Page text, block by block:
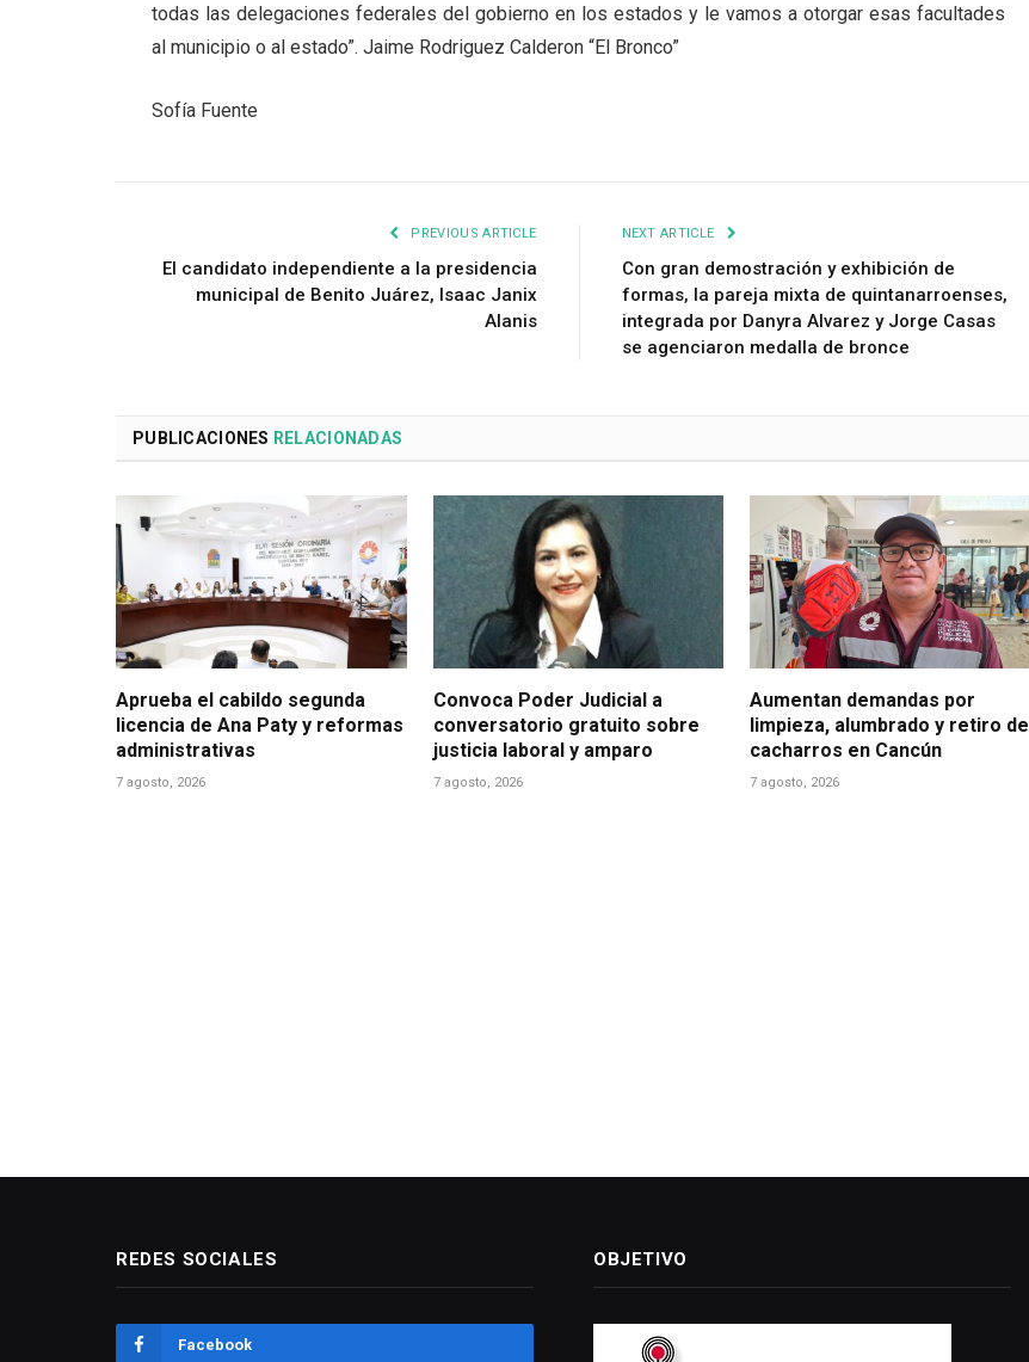
todas las delegaciones federales del gobierno en los estados y le vamos a otorgar esas facultades
al municipio o al estado”. Jaime Rodriguez Calderon “El Bronco”
Sofía Fuente
PREVIOUS ARTICLE
El candidato independiente a la presidencia
municipal de Benito Juárez, Isaac Janix
Alanis
NEXT ARTICLE
Con gran demostración y exhibición de
formas, la pareja mixta de quintanarroenses,
integrada por Danyra Alvarez y Jorge Casas
se agenciaron medalla de bronce
PUBLICACIONES RELACIONADAS
Aprueba el cabildo segunda
licencia de Ana Paty y reformas
administrativas
7 agosto, 2026
Convoca Poder Judicial a
conversatorio gratuito sobre
justicia laboral y amparo
7 agosto, 2026
Aumentan demandas por
limpieza, alumbrado y retiro de
cacharros en Cancún
7 agosto, 2026
REDES SOCIALES
Facebook
OBJETIVO